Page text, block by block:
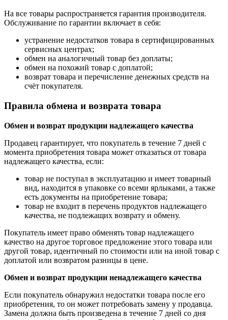
На все товары распространяется гарантия производителя.
Обслуживание по гарантии включает в себя:
устранение недостатков товара в сертифицированных
сервисных центрах;
обмен на аналогичный товар без доплаты;
обмен на похожий товар с доплатой;
возврат товара и перечисление денежных средств на
счёт покупателя.
Правила обмена и возврата товара
Обмен и возврат продукции надлежащего качества
Продавец гарантирует, что покупатель в течение 7 дней с
момента приобретения товара может отказаться от товара
надлежащего качества, если:
товар не поступал в эксплуатацию и имеет товарный
вид, находится в упаковке со всеми ярлыками, а также
есть документы на приобретение товара;
товар не входит в перечень продуктов надлежащего
качества, не подлежащих возврату и обмену.
Покупатель имеет право обменять товар надлежащего
качество на другое торговое предложение этого товара или
другой товар, идентичный по стоимости или на иной товар с
доплатой или возвратом разницы в цене.
Обмен и возврат продукции ненадлежащего качества
Если покупатель обнаружил недостатки товара после его
приобретения, то он может потребовать замену у продавца.
Замена должна быть произведена в течение 7 дней со дня